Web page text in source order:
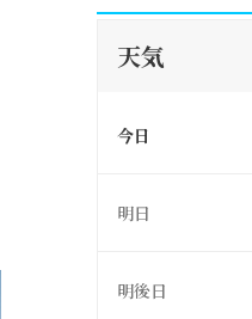
天気
今日
明日
明後日